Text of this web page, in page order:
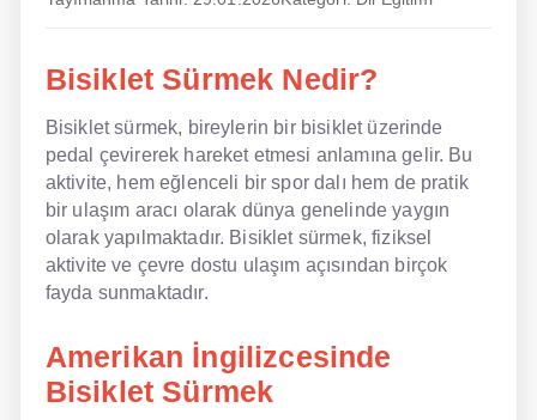
En Ucuz İngilizce
En Uygun İngilizce
Hipnozla İngilizce
Hızlı İngilizce
İngilizce Kursu Yorum
NLP İngilizce
Bisiklet Sürmek Nedir?
Bisiklet sürmek, bireylerin bir bisiklet üzerinde
pedal çevirerek hareket etmesi anlamına gelir. Bu
aktivite, hem eğlenceli bir spor dalı hem de pratik
bir ulaşım aracı olarak dünya genelinde yaygın
olarak yapılmaktadır. Bisiklet sürmek, fiziksel
aktivite ve çevre dostu ulaşım açısından birçok
fayda sunmaktadır.
Amerikan İngilizcesinde
Bisiklet Sürmek